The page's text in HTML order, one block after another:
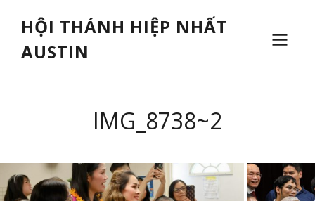
HỘI THÁNH HIỆP NHẤT
AUSTIN
IMG_8738~2